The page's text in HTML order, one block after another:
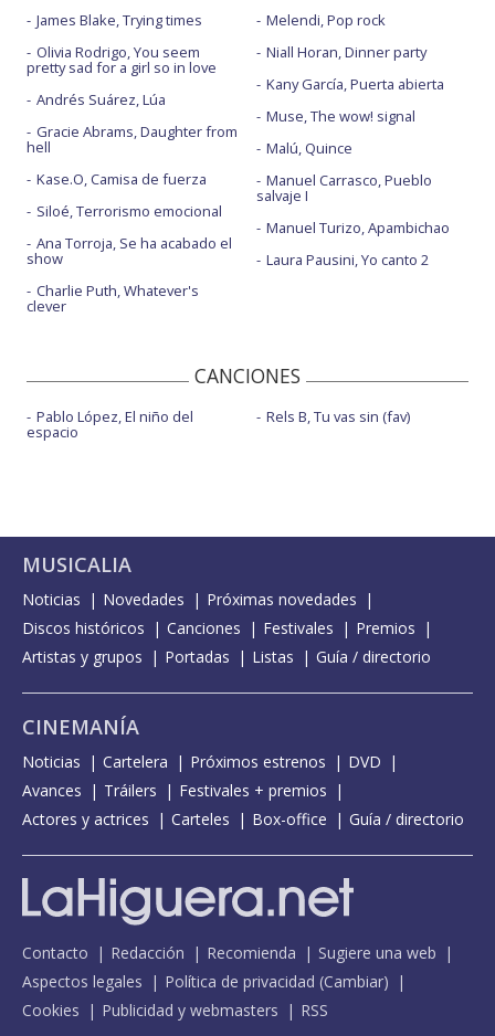
James Blake, Trying times
Olivia Rodrigo, You seem
pretty sad for a girl so in love
Andrés Suárez, Lúa
Gracie Abrams, Daughter from
hell
Kase.O, Camisa de fuerza
Siloé, Terrorismo emocional
Ana Torroja, Se ha acabado el
show
Charlie Puth, Whatever's
clever
Melendi, Pop rock
Niall Horan, Dinner party
Kany García, Puerta abierta
Muse, The wow! signal
Malú, Quince
Manuel Carrasco, Pueblo
salvaje I
Manuel Turizo, Apambichao
Laura Pausini, Yo canto 2
CANCIONES
Pablo López, El niño del
espacio
Rels B, Tu vas sin (fav)
MUSICALIA
Noticias Novedades
Próximas novedades
Discos históricos
Canciones Festivales
Premios
Artistas y grupos
Portadas Listas Guía / directorio
CINEMANÍA
Noticias Cartelera Próximos estrenos
DVD
Avances
Tráilers
Festivales + premios
Actores y actrices
Carteles Box-office Guía / directorio
Contacto Redacción Recomienda
Sugiere una web
Aspectos legales
Política de privacidad (Cambiar)
Cookies
Publicidad y webmasters RSS